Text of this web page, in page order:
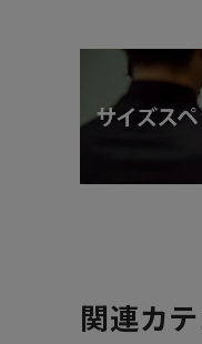
関連カ